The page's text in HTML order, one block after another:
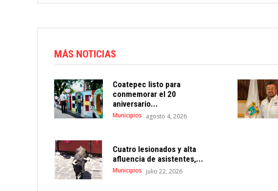
MÁS NOTICIAS
Coatepec listo para
conmemorar el 20
aniversario...
Municipios agosto 4, 2026
Cuatro lesionados y alta
afluencia de asistentes,...
Municipios julio 22, 2026